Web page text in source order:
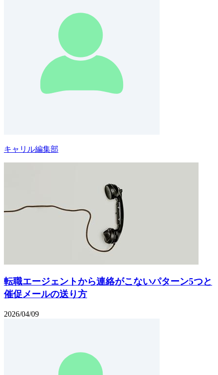
キャリル編集部
転職エージェントから連絡がこないパターン5つと
催促メールの送り方
2026/04/09